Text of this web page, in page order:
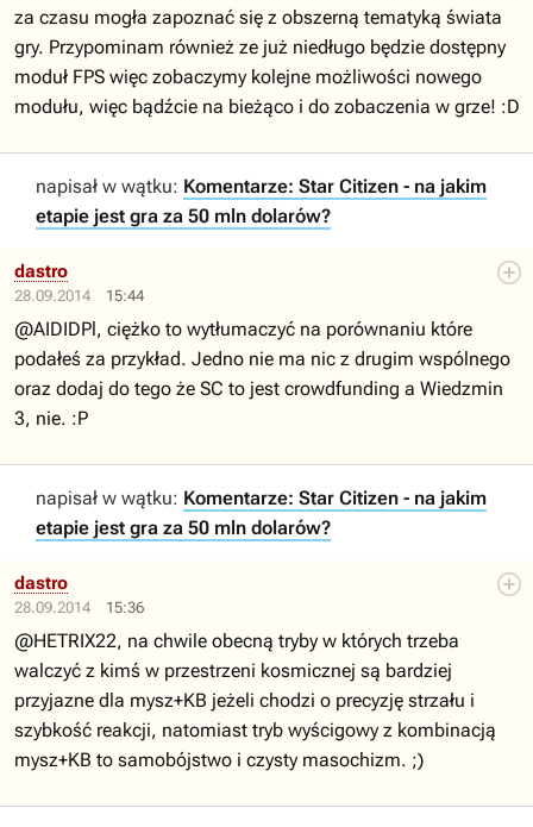
za czasu mogła zapoznać się z obszerną tematyką świata
gry. Przypominam również ze już niedługo będzie dostępny
moduł FPS więc zobaczymy kolejne możliwości nowego
modułu, więc bądźcie na bieżąco i do zobaczenia w grze! :D
napisał w wątku: Komentarze: Star Citizen - na jakim
etapie jest gra za 50 mln dolarów?
28.09.2014 15:44
dastro
@AIDIDPl, ciężko to wytłumaczyć na porównaniu które
podałeś za przykład. Jedno nie ma nic z drugim wspólnego
oraz dodaj do tego że SC to jest crowdfunding a Wiedzmin
3, nie. :P
napisał w wątku: Komentarze: Star Citizen - na jakim
etapie jest gra za 50 mln dolarów?
28.09.2014 15:36
dastro
@HETRIX22, na chwile obecną tryby w których trzeba
walczyć z kimś w przestrzeni kosmicznej są bardziej
przyjazne dla mysz+KB jeżeli chodzi o precyzję strzału i
szybkość reakcji, natomiast tryb wyścigowy z kombinacją
mysz+KB to samobójstwo i czysty masochizm. ;)